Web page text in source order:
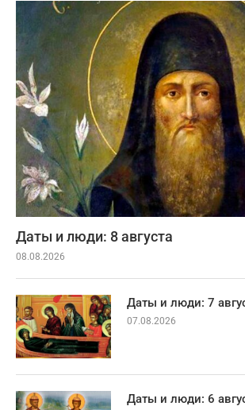
Даты и люди: 8 августа
08.08.2026
Даты и люди: 7
07.08.2026
Даты и люди: 6